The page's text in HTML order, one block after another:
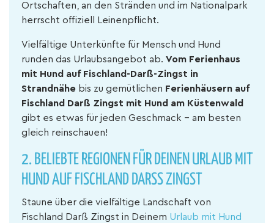
Ortschaften, an den Stränden und im Nationalpark
herrscht offiziell Leinenpflicht.
Vielfältige Unterkünfte für Mensch und Hund
runden das Urlaubsangebot ab. Vom Ferienhaus
mit Hund auf Fischland-Darß-Zingst in
Strandnähe bis zu gemütlichen Ferienhäusern auf
Fischland Darß Zingst mit Hund am Küstenwald
gibt es etwas für jeden Geschmack – am besten
gleich reinschauen!
2. BELIEBTE REGIONEN FÜR DEINEN URLAUB MIT
HUND AUF FISCHLAND DARSS ZINGST
Staune über die vielfältige Landschaft von
Fischland Darß Zingst in Deinem Urlaub mit Hund